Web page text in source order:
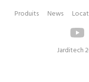
Pied
Menu
navigation
Produits News
Jarditech